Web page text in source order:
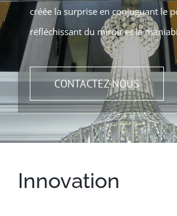
créée la surprise en conjuguant le
réfléchissant du miroir et la
CONTACTEZ-NOUS
Innovation